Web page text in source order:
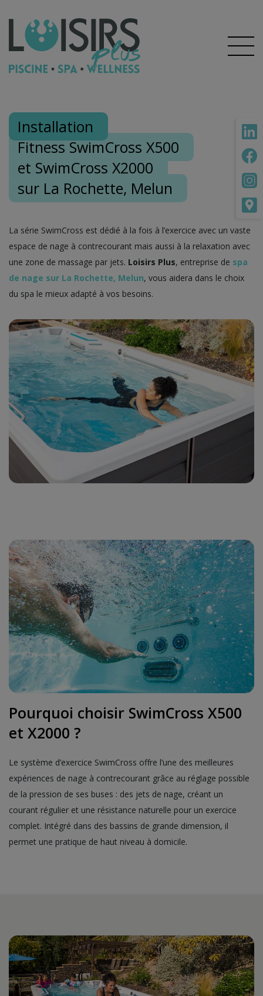
Installation
Fitness SwimCross X500
et SwimCross X2000
sur La Rochette, Melun
La série SwimCross est dédié à la fois à l’exercice avec un vaste
espace de nage à contrecourant mais aussi à la relaxation avec
une zone de massage par jets. Loisirs Plus, entreprise de spa
de nage sur La Rochette, Melun, vous aidera dans le choix
du spa le mieux adapté à vos besoins.
Pourquoi choisir SwimCross X500
et X2000 ?
Le système d’exercice SwimCross offre l’une des meilleures
expériences de nage à contrecourant grâce au réglage possible
de la pression de ses buses : des jets de nage, créant un
courant régulier et une résistance naturelle pour un exercice
complet. Intégré dans des bassins de grande dimension, il
permet une pratique de haut niveau à domicile.